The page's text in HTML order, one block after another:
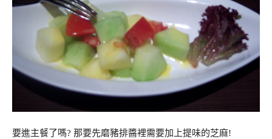
要進主餐了嗎? 那要先磨豬排醬裡需要加上提味的芝麻!